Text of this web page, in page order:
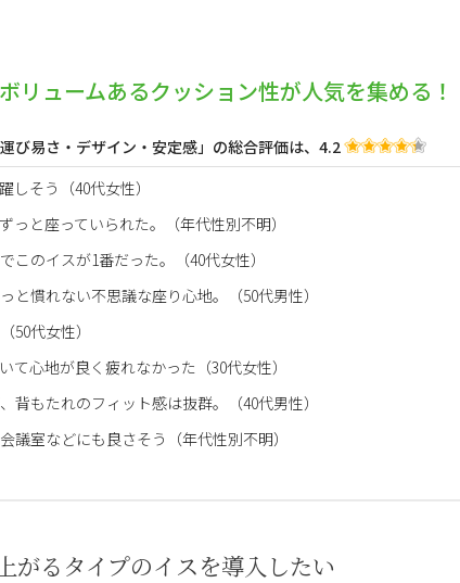
リュームあるクッション性が人気を集める！
び易さ・デザイン・安定感」の総合評価は、4.2
しそう（40代女性）
っと座っていられた。（年代性別不明）
このイスが1番だった。（40代女性）
と慣れない不思議な座り心地。（50代男性）
50代女性）
て心地が良く疲れなかった（30代女性）
背もたれのフィット感は抜群。（40代男性）
議室などにも良さそう（年代性別不明）
がるタイプのイスを導入したい